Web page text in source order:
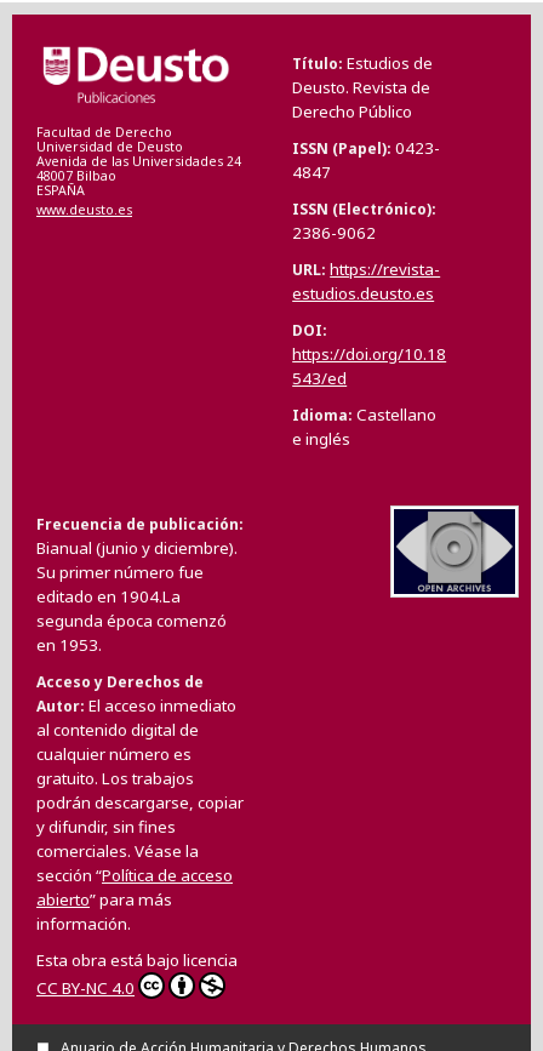
Facultad de Derecho
Universidad de Deusto
Avenida de las Universidades 24
48007 Bilbao
ESPAÑA
www.deusto.es
Título Estudios de
Deusto. Revista de
Derecho Público
ISSN (Papel) 0423-
4847
ISSN (Electrónico)
2386-9062
URL https://revista-
estudios.deusto.es
DOI
https://doi.org/10.18
543/ed
Idioma Castellano
e inglés
Frecuencia de publicación
Bianual (junio y diciembre).
Su primer número fue
editado en 1904.La
segunda época comenzó
en 1953.
Acceso y Derechos de
Autor El acceso inmediato
al contenido digital de
cualquier número es
gratuito. Los trabajos
podrán descargarse, copiar
y difundir, sin fines
comerciales. Véase la
sección “Política de acceso
abierto” para más
información.
Esta obra está bajo licencia
CC BY-NC 4.0